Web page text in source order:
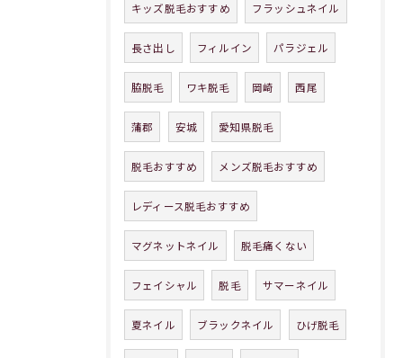
キッズ脱毛おすすめ フラッシュネイル
長さ出し フィルイン パラジェル
脇脱毛 ワキ脱毛 岡崎 西尾
蒲郡 安城 愛知県脱毛
脱毛おすすめ メンズ脱毛おすすめ
レディース脱毛おすすめ
マグネットネイル 脱毛痛くない
フェイシャル 脱毛 サマーネイル
夏ネイル ブラックネイル ひげ脱毛